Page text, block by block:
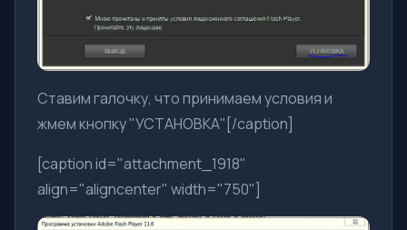
Ставим галочку, что принимаем условия и
жмем кнопку "УСТАНОВКА"[/caption]
[caption id="attachment_1918"
align="aligncenter" width="750"]